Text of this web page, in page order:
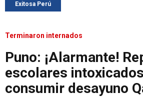
Exitosa Perú
Terminaron internados
Puno: ¡Alarmante!
escolares
consumir desayuno